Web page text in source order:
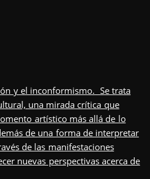
y el inconformismo. Se trata
una mirada crítica que
artístico más allá de lo
de una forma de interpretar
de las manifestaciones
nuevas perspectivas acerca de